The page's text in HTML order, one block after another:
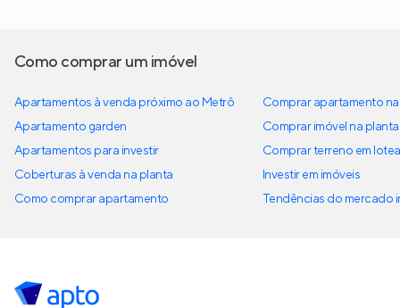
Como comprar um imóvel
Apartamentos à venda próximo ao Metrô
Apartamento garden
Apartamentos para investir
Coberturas à venda na planta
Como comprar apartamento
Comprar apartamento
Comprar imóvel na planta
Comprar terreno em
Investir em imóveis
Tendências do mercado